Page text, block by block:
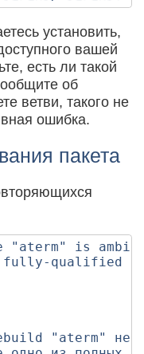
установить,
вашей
есть ли такой
об
ветви, такого не
ошибка.
пакета
"aterm" is
qualified
"aterm"